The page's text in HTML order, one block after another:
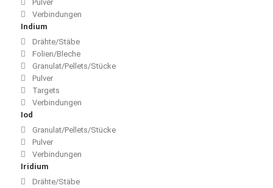
Pulver
Verbindungen
Indium
Drähte/Stäbe
Folien/Bleche
Granulat/Pellets/Stücke
Pulver
Targets
Verbindungen
Iod
Granulat/Pellets/Stücke
Pulver
Verbindungen
Iridium
Drähte/Stäbe